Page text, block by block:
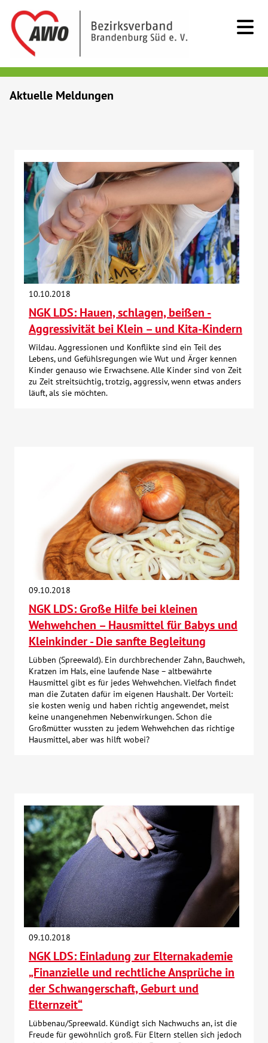
Beratung & Hilfe
Begegnung
Bildung
Über uns
Veranstaltungen
Spenden
Mitmachen
Suche
Kontakt
Aktuelle Meldungen
10.10.2018
NGK LDS: Hauen, schlagen, beißen -
Aggressivität bei Klein – und Kita-Kindern
Wildau. Aggressionen und Konflikte sind ein Teil des
Lebens, und Gefühlsregungen wie Wut und Ärger kennen
Kinder genauso wie Erwachsene. Alle Kinder sind von Zeit
zu Zeit streitsüchtig, trotzig, aggressiv, wenn etwas anders
läuft, als sie möchten.
09.10.2018
NGK LDS: Große Hilfe bei kleinen
Wehwehchen – Hausmittel für Babys und
Kleinkinder - Die sanfte Begleitung
Lübben (Spreewald). Ein durchbrechender Zahn, Bauchweh,
Kratzen im Hals, eine laufende Nase – altbewährte
Hausmittel gibt es für jedes Wehwehchen. Vielfach findet
man die Zutaten dafür im eigenen Haushalt. Der Vorteil:
sie kosten wenig und haben richtig angewendet, meist
keine unangenehmen Nebenwirkungen. Schon die
Großmütter wussten zu jedem Wehwehchen das richtige
Hausmittel, aber was hilft wobei?
09.10.2018
NGK LDS: Einladung zur Elternakademie
„Finanzielle und rechtliche Ansprüche in
der Schwangerschaft, Geburt und
Elternzeit“
Lübbenau/Spreewald. Kündigt sich Nachwuchs an, ist die
Freude für gewöhnlich groß. Für Eltern stellen sich jedoch